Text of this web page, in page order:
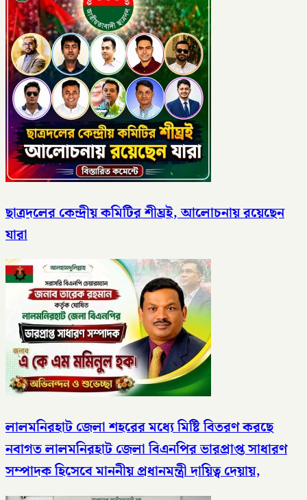
ছাত্রদলের কেন্দ্রীয় কমিটির শীঘ্রই, আলোচনায় রয়েছেন
যারা
লালমনিরহাট জেলা শহরের মধ্যে মিষ্টি বিতরণ করছে
নবাগত লালমনিরহাট জেলা বিএনপির ভারপ্রাপ্ত সাধারণ
সম্পাদক হিসেবে মাননীয় প্রধানমন্ত্রী দায়িত্ব দেয়ায়,